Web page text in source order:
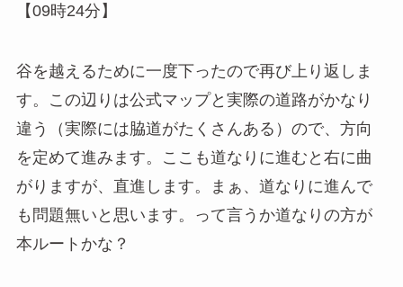
【09時24分】
谷を越えるために一度下ったので再び上り返しま
す。この辺りは公式マップと実際の道路がかなり
違う（実際には脇道がたくさんある）ので、方向
を定めて進みます。ここも道なりに進むと右に曲
がりますが、直進します。まぁ、道なりに進んで
も問題無いと思います。って言うか道なりの方が
本ルートかな？